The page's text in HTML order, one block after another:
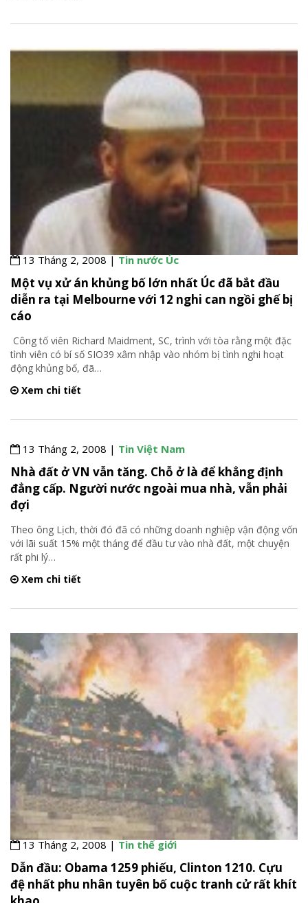
13 Tháng 2, 2008 |Tin nước Úc
Một vụ xử án khủng bố lớn nhất Úc đã bắt đầu
diễn ra tại Melbourne với 12 nghi can ngồi ghế bị
cáo
Công tố viên Richard Maidment, SC, trình với tòa rằng một đặc
tình viên có bí số SIO39 xâm nhập vào nhóm bị tình nghi hoạt
động khủng bố, đã…
Xem chi tiết
13 Tháng 2, 2008 | Tin Việt Nam
Nhà đất ở VN vẫn tăng. Chỗ ở là để khẳng định
đẳng cấp. Người nước ngoài mua nhà, vẫn phải
đợi
Theo ông Lịch, thời đó đã có những doanh nghiệp vận động vốn
với lãi suất 15% một tháng để đầu tư vào nhà đất, một chuyện
rất phi lý…
Xem chi tiết
13 Tháng 2, 2008 |Tin thế giới
Dẫn đầu: Obama 1259 phiếu, Clinton 1210. Cựu
đệ nhất phu nhân tuyên bố cuộc tranh cử rất khít